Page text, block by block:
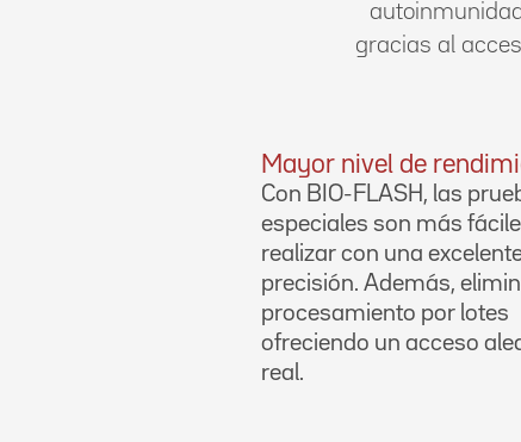
gracias al
Mayor nivel de
Con BIO-FLASH, las
especiales son más
realizar con una
precisión. Además,
procesamiento por lotes
ofreciendo un acceso
real.